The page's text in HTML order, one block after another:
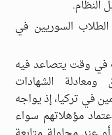
النظام.
السوريين في
في وقت يتصاعد فيه
الشهادات
في تركيا، إذ يواجه
مؤهلاتهم سواء